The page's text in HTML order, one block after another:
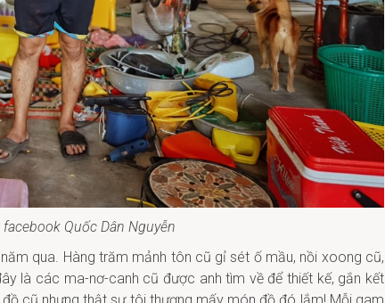
Quốc Dân Nguyễn
qua. Hàng trăm mảnh tôn cũ gỉ sét ố mầu, nồi xoong cũ,
là các ma-nơ-canh cũ được anh tìm về để thiết kế, gắn kết